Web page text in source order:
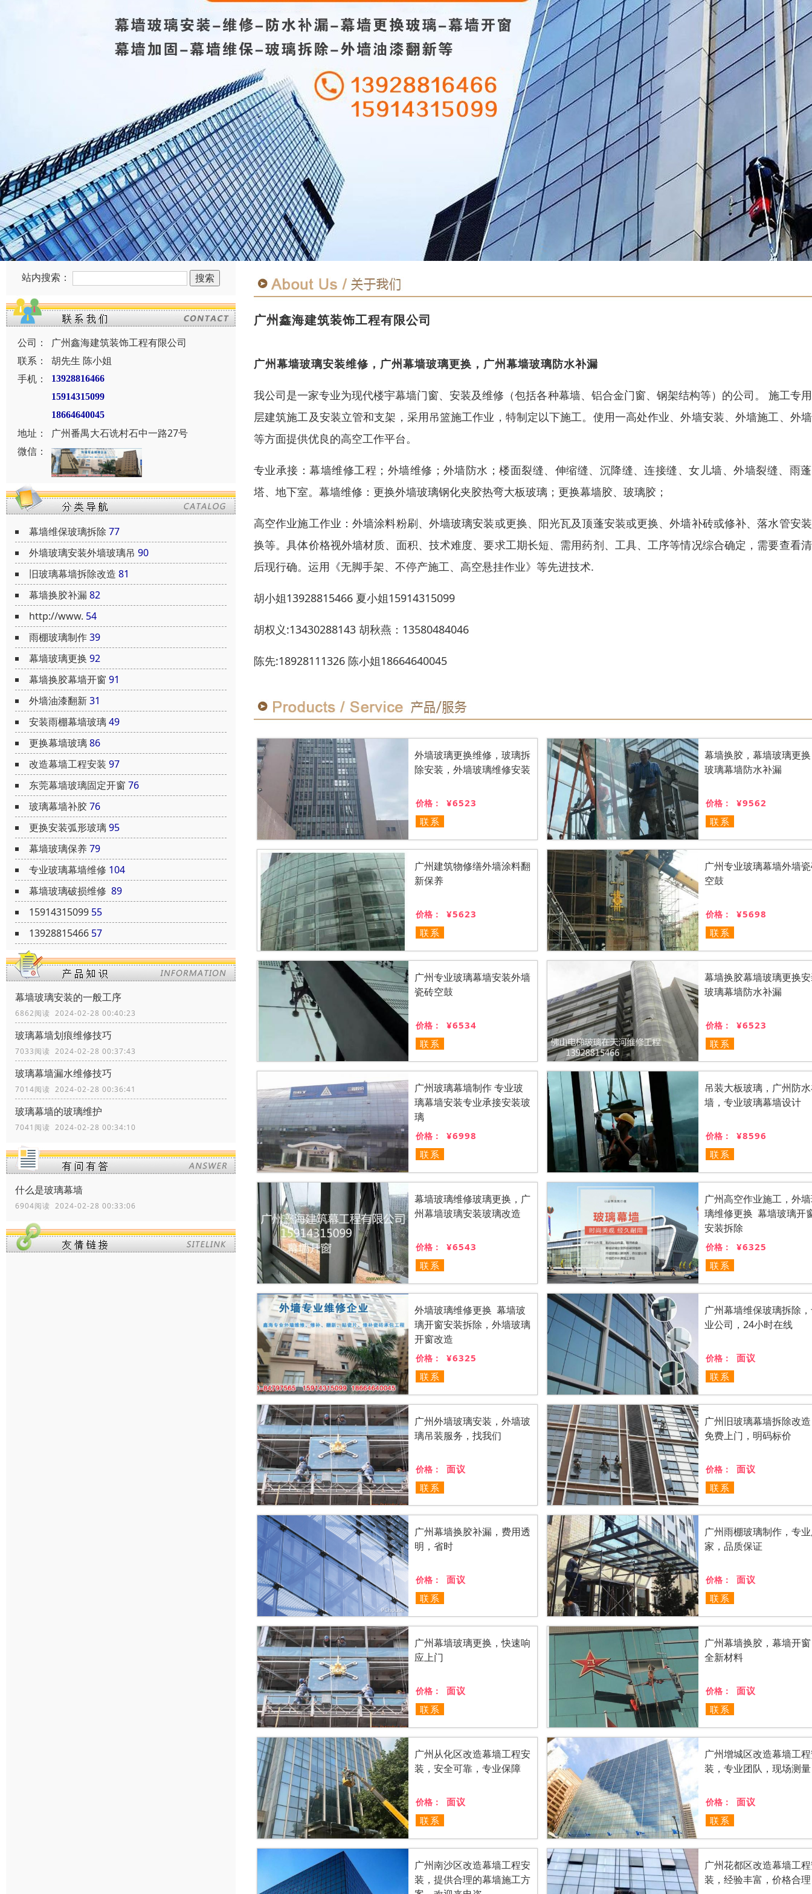
站内搜索：
公司：
广州鑫海建筑装饰工程有限公司
联系：
胡先生 陈小姐
手机：
13928816466
15914315099
18664640045
地址：
广州番禺大石诜村石中一路27号
微信：
幕墙维保玻璃拆除 77
外墙玻璃安装外墙玻璃吊 90
旧玻璃幕墙拆除改造 81
幕墙换胶补漏82
http://www. 54
雨棚玻璃制作39
幕墙玻璃更换 92
幕墙换胶幕墙开窗 91
外墙油漆翻新31
安装雨棚幕墙玻璃49
更换幕墙玻璃86
改造幕墙工程安装 97
东莞幕墙玻璃固定开窗 76
玻璃幕墙补胶76
更换安装弧形玻璃95
幕墙玻璃保养79
专业玻璃幕墙维修 104
幕墙玻璃破损维修 89
15914315099 55
13928815466 57
幕墙玻璃安装的一般工序
6862阅读 2024-02-28 00:40:23
玻璃幕墙划痕维修技巧
7033阅读 2024-02-28 00:37:43
玻璃幕墙漏水维修技巧
7014阅读 2024-02-28 00:36:41
玻璃幕墙的玻璃维护
7041阅读 2024-02-28 00:34:10
什么是玻璃幕墙
6904阅读 2024-02-28 00:33:06
广州鑫海建筑装饰工程有限公司
广州幕墙玻璃安装维修，广州幕墙玻璃更换，广州幕墙玻璃防水补漏
我公司是一家专业为现代楼宇幕墙门窗、安装及维修（包括各种幕墙、铝合金门窗、钢架结构等）的公司。 施工专
层建筑施工及安装立管和支架，采用吊篮施工作业，特制定以下施工。使用一高处作业、外墙安装、外墙施工、外
等方面提供优良的高空工作平台。
专业承接：幕墙维修工程；外墙维修；外墙防水；楼面裂缝、伸缩缝、沉降缝、连接缝、女儿墙、外墙裂缝、雨
塔、地下室。幕墙维修：更换外墙玻璃钢化夹胶热弯大板玻璃；更换幕墙胶、玻璃胶；
高空作业施工作业：外墙涂料粉刷、外墙玻璃安装或更换、阳光瓦及顶蓬安装或更换、外墙补砖或修补、落水管安
换等。具体价格视外墙材质、面积、技术难度、要求工期长短、需用药剂、工具、工序等情况综合确定，需要查看
后现行确。运用《无脚手架、不停产施工、高空悬挂作业》等先进技术.
胡小姐13928815466 夏小姐15914315099
胡权义:13430288143 胡秋燕：13580484046
陈先:18928111326 陈小姐18664640045
外墙玻璃更换维修，玻璃拆
除安装，外墙玻璃维修安装
价格：
¥6523
联系
幕墙换胶，幕墙玻璃更
玻璃幕墙防水补漏
价格：
¥9562
联系
广州建筑物修缮外墙涂料翻
新保养
价格：
¥5623
联系
广州专业玻璃幕墙外墙
空鼓
价格：
¥5698
联系
广州专业玻璃幕墙安装外墙
瓷砖空鼓
价格：
¥6534
联系
幕墙换胶幕墙玻璃更换
玻璃幕墙防水补漏
价格：
¥6523
联系
广州玻璃幕墙制作 专业玻
璃幕墙安装专业承接安装玻
璃
价格：
¥6998
联系
吊装大板玻璃，广州防
墙，专业玻璃幕墙设计
价格：
¥8596
联系
幕墙玻璃维修玻璃更换，广
州幕墙玻璃安装玻璃改造
价格：
¥6543
联系
广州高空作业施工，外
璃维修更换 幕墙玻璃开
安装拆除
价格：
¥6325
联系
外墙玻璃维修更换 幕墙玻
璃开窗安装拆除，外墙玻璃
开窗改造
价格：
¥6325
联系
广州幕墙维保玻璃拆除
业公司，24小时在线
价格：
面议
联系
广州外墙玻璃安装，外墙玻
璃吊装服务，找我们
价格：
面议
联系
广州旧玻璃幕墙拆除改
免费上门，明码标价
价格：
面议
联系
广州幕墙换胶补漏，费用透
明，省时
价格：
面议
联系
广州雨棚玻璃制作，专
家，品质保证
价格：
面议
联系
广州幕墙玻璃更换，快速响
应上门
价格：
面议
联系
广州幕墙换胶，幕墙开
全新材料
价格：
面议
联系
广州从化区改造幕墙工程安
装，安全可靠，专业保障
价格：
面议
联系
广州增城区改造幕墙工
装，专业团队，现场测量
价格：
面议
联系
广州南沙区改造幕墙工程安
装，提供合理的幕墙施工方
广州花都区改造幕墙工
装，经验丰富，价格合理